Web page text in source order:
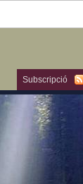
Subscripció